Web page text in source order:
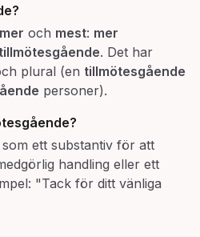
?
mer och mest: mer
. Det har
plural (en tillmötesgående
personer).
?
ett substantiv för att
handling eller ett
"Tack för ditt vänliga